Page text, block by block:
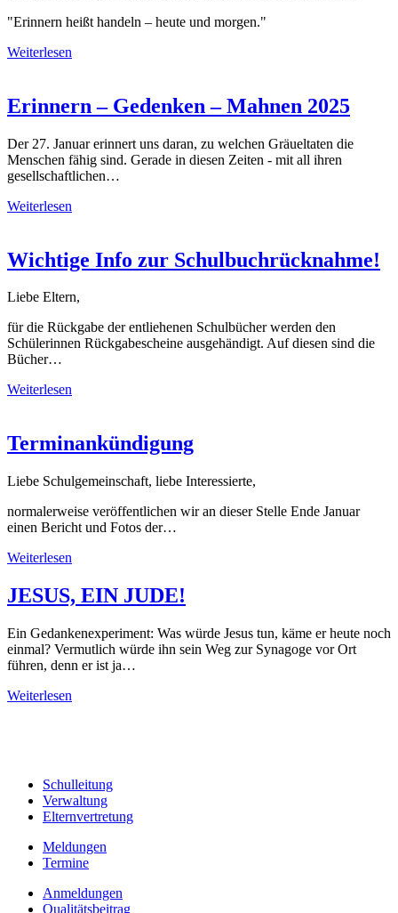
"Erinnern heißt handeln – heute und morgen."
Weiterlesen
Erinnern – Gedenken – Mahnen 2025
Der 27. Januar erinnert uns daran, zu welchen Gräueltaten die
Menschen fähig sind. Gerade in diesen Zeiten - mit all ihren
gesellschaftlichen…
Weiterlesen
Wichtige Info zur Schulbuchrücknahme!
Liebe Eltern,
für die Rückgabe der entliehenen Schulbücher werden den
Schülerinnen Rückgabescheine ausgehändigt. Auf diesen sind die
Bücher…
Weiterlesen
Terminankündigung
Liebe Schulgemeinschaft, liebe Interessierte,
normalerweise veröffentlichen wir an dieser Stelle Ende Januar
einen Bericht und Fotos der…
Weiterlesen
JESUS, EIN JUDE!
Ein Gedankenexperiment: Was würde Jesus tun, käme er heute noch
einmal? Vermutlich würde ihn sein Weg zur Synagoge vor Ort
führen, denn er ist ja…
Weiterlesen
Schulleitung
Verwaltung
Elternvertretung
Meldungen
Termine
Anmeldungen
Qualitätsbeitrag